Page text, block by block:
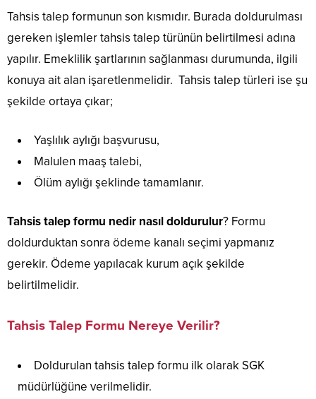
Tahsis talep formunun son kısmıdır. Burada doldurulması
gereken işlemler tahsis talep türünün belirtilmesi adına
yapılır. Emeklilik şartlarının sağlanması durumunda, ilgili
konuya ait alan işaretlenmelidir. Tahsis talep türleri ise şu
şekilde ortaya çıkar;
Yaşlılık aylığı başvurusu,
Malulen maaş talebi,
Ölüm aylığı şeklinde tamamlanır.
Tahsis talep formu nedir nasıl doldurulur? Formu
doldurduktan sonra ödeme kanalı seçimi yapmanız
gerekir. Ödeme yapılacak kurum açık şekilde
belirtilmelidir.
Tahsis Talep Formu Nereye Verilir?
Doldurulan tahsis talep formu ilk olarak SGK
müdürlüğüne verilmelidir.